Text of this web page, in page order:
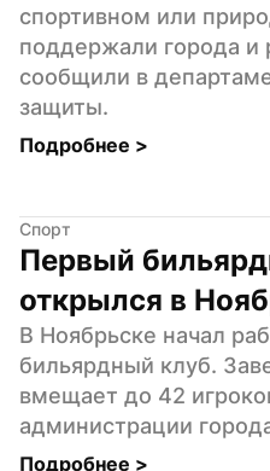
спортивном или
поддержали города и
сообщили в
защиты.
Подробнее >
Спорт
Первый
открылся в
В Ноябрьске начал
бильярдный клуб.
вмещает до 42
администрации
Подробнее >